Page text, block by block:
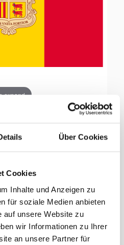
Über Cookies
Cookies
Inhalte und Anzeigen zu
für soziale Medien anbieten
auf unsere Website zu
wir Informationen zu Ihrer
an unsere Partner für
expand
cm
Lieferzeit Tage:ca. 5-7 Arbeitstage